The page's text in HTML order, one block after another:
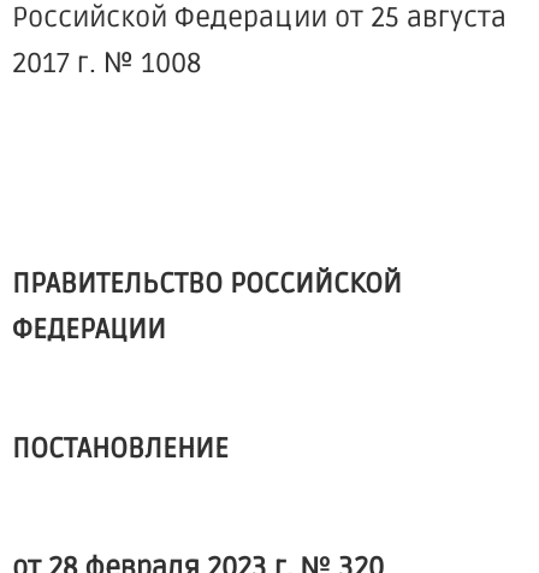
Российской Федерации от 25 августа
2017 г. № 1008
ПРАВИТЕЛЬСТВО РОССИЙСКОЙ
ФЕДЕРАЦИИ
ПОСТАНОВЛЕНИЕ